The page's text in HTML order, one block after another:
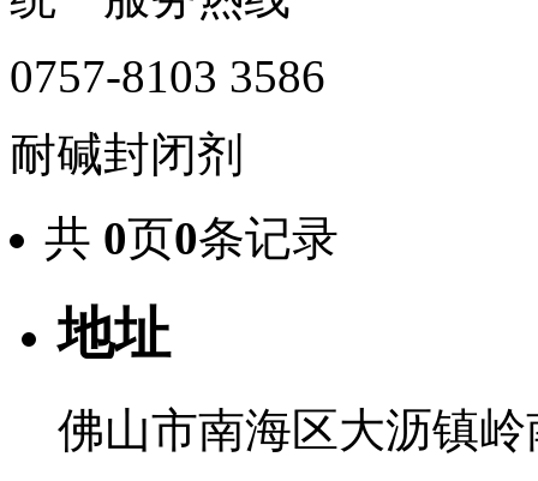
0757-8103 3586
耐碱封闭剂
共 0页0条记录
地址
佛山市南海区大沥镇